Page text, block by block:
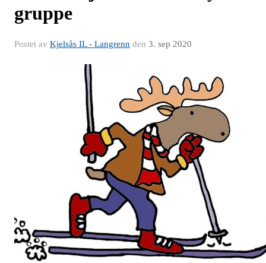
gruppe
Postet av Kjelsås IL - Langrenn den 3. sep 2020